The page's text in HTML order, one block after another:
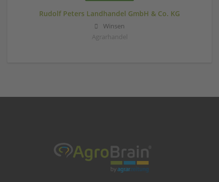
Rudolf Peters Landhandel GmbH & Co. KG
Winsen
Agrarhandel